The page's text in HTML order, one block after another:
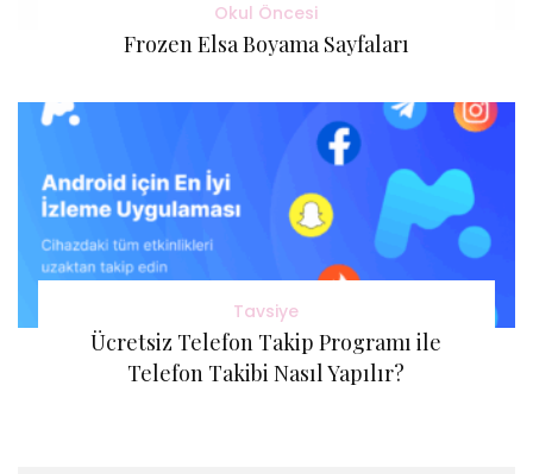
Okul Öncesi
Frozen Elsa Boyama Sayfaları
Tavsiye
Ücretsiz Telefon Takip Programı ile
Telefon Takibi Nasıl Yapılır?